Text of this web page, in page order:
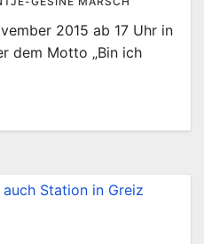
2015 ab 17 Uhr in
dem Motto „Bin ich